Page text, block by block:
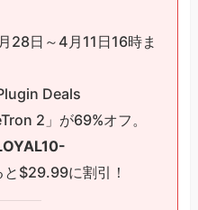
28日～4月11日16時ま
Deals
2」が69%オフ。
と$29.99に割引！